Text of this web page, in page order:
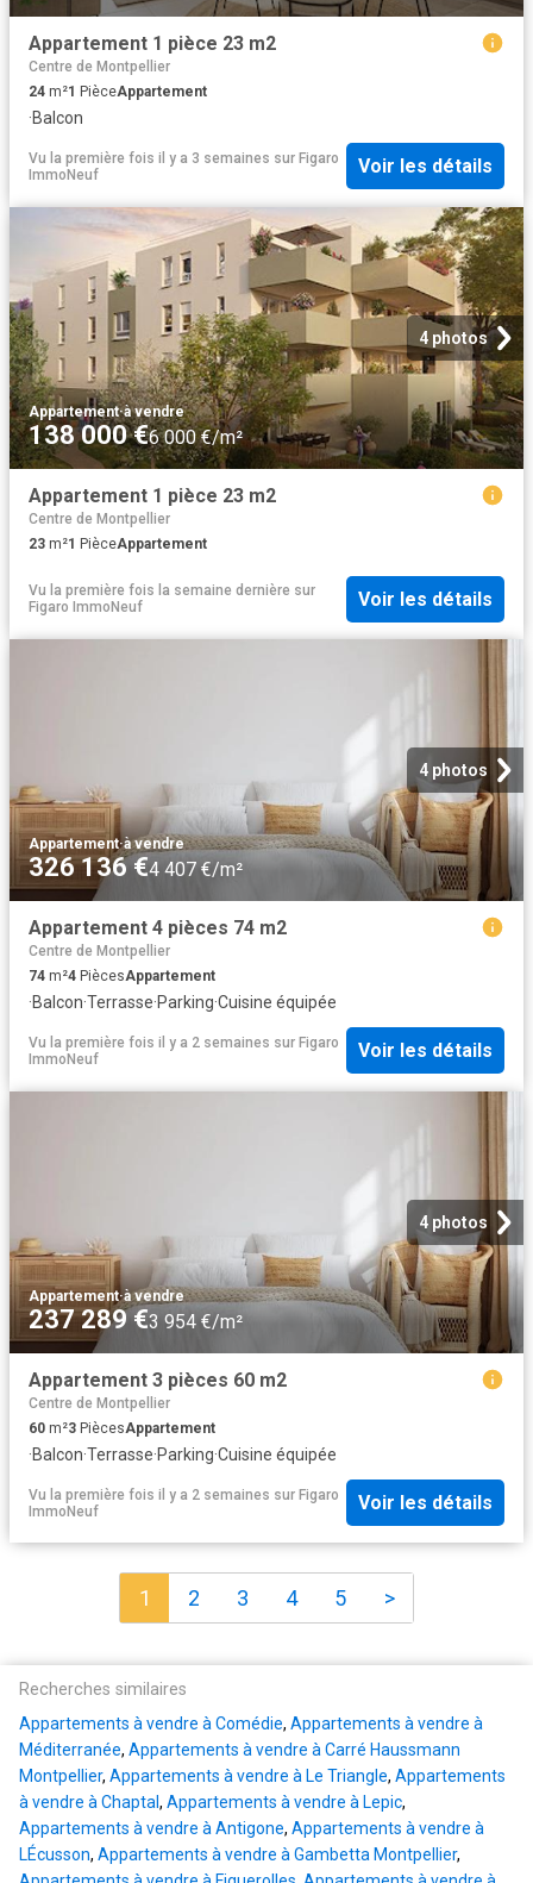
Appartement 1 pièce 23 m2
Centre de Montpellier
24 m²1 PièceAppartement
·Balcon
Vu la première fois il y a 3 semaines sur Figaro
ImmoNeuf
Voir les détails
4 photos
Appartement·à vendre
138 000 €6 000 €/m²
Appartement 1 pièce 23 m2
Centre de Montpellier
23 m²1 PièceAppartement
Vu la première fois la semaine dernière sur
Figaro ImmoNeuf
Voir les détails
4 photos
Appartement·à vendre
326 136 €4 407 €/m²
Appartement 4 pièces 74 m2
Centre de Montpellier
74 m²4 PiècesAppartement
·Balcon·Terrasse·Parking·Cuisine équipée
Vu la première fois il y a 2 semaines sur Figaro
ImmoNeuf
Voir les détails
4 photos
Appartement·à vendre
237 289 €3 954 €/m²
Appartement 3 pièces 60 m2
Centre de Montpellier
60 m²3 PiècesAppartement
·Balcon·Terrasse·Parking·Cuisine équipée
Vu la première fois il y a 2 semaines sur Figaro
ImmoNeuf
Voir les détails
1 2 3 4 5 >
Recherches similaires
Appartements à vendre à Comédie, Appartements à vendre à
Méditerranée, Appartements à vendre à Carré Haussmann
Montpellier, Appartements à vendre à Le Triangle, Appartements
à vendre à Chaptal, Appartements à vendre à Lepic,
Appartements à vendre à Antigone, Appartements à vendre à
LÉcusson, Appartements à vendre à Gambetta Montpellier,